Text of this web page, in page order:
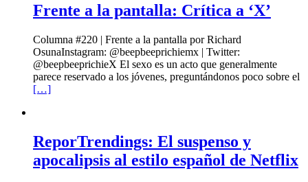
Frente a la pantalla: Crítica a ‘X’
Columna #220 | Frente a la pantalla por Richard
OsunaInstagram: @beepbeeprichiemx | Twitter:
@beepbeeprichieX El sexo es un acto que generalmente
parece reservado a los jóvenes, preguntándonos poco sobre el
[…]
ReporTrendings: El suspenso y
apocalipsis al estilo español de Netflix